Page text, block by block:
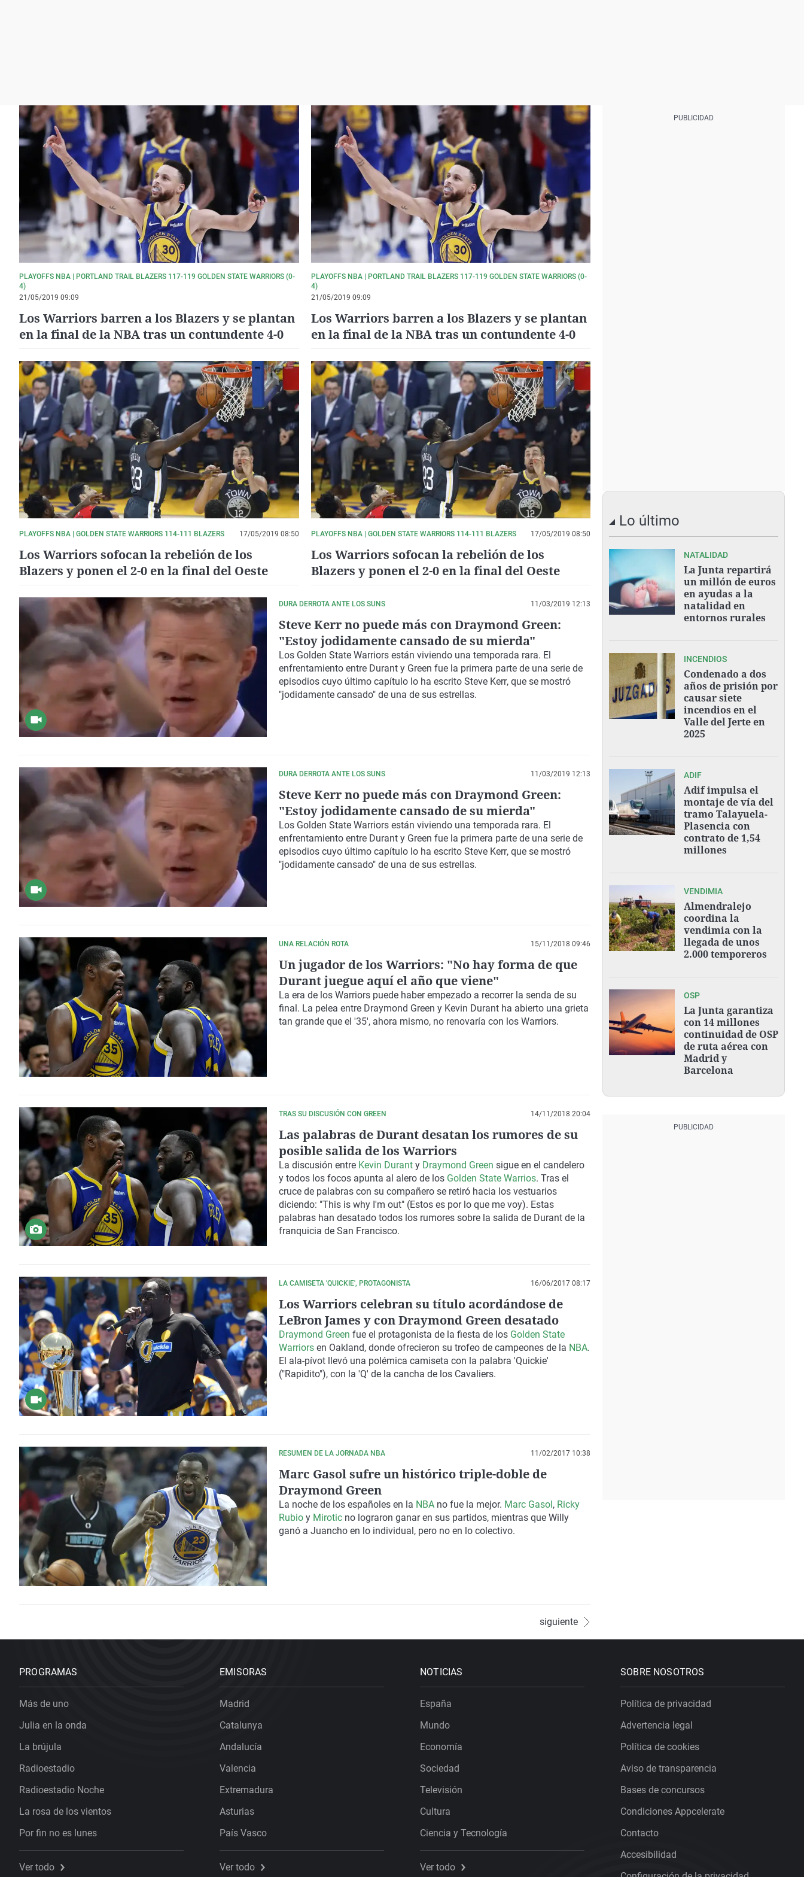
PLAYOFFS NBA | PORTLAND TRAIL BLAZERS 117-119 GOLDEN STATE WARRIORS (0-
4)
21/05/2019 09:09
Los Warriors barren a los Blazers y se plantan
en la final de la NBA tras un contundente 4-0
PLAYOFFS NBA | PORTLAND TRAIL BLAZERS 117-119 GOLDEN STATE WARRIORS (0-
4)
21/05/2019 09:09
Los Warriors barren a los Blazers y se plantan
en la final de la NBA tras un contundente 4-0
PLAYOFFS NBA | GOLDEN STATE WARRIORS 114-111 BLAZERS 17/05/2019 08:50
Los Warriors sofocan la rebelión de los
Blazers y ponen el 2-0 en la final del Oeste
PLAYOFFS NBA | GOLDEN STATE WARRIORS 114-111 BLAZERS 17/05/2019 08:50
Los Warriors sofocan la rebelión de los
Blazers y ponen el 2-0 en la final del Oeste
DURA DERROTA ANTE LOS SUNS 11/03/2019 12:13
Steve Kerr no puede más con Draymond Green:
"Estoy jodidamente cansado de su mierda"
Los Golden State Warriors están viviendo una temporada rara. El
enfrentamiento entre Durant y Green fue la primera parte de una serie de
episodios cuyo último capítulo lo ha escrito Steve Kerr, que se mostró
"jodidamente cansado" de una de sus estrellas.
DURA DERROTA ANTE LOS SUNS 11/03/2019 12:13
Steve Kerr no puede más con Draymond Green:
"Estoy jodidamente cansado de su mierda"
Los Golden State Warriors están viviendo una temporada rara. El
enfrentamiento entre Durant y Green fue la primera parte de una serie de
episodios cuyo último capítulo lo ha escrito Steve Kerr, que se mostró
"jodidamente cansado" de una de sus estrellas.
UNA RELACIÓN ROTA 15/11/2018 09:46
Un jugador de los Warriors: "No hay forma de que
Durant juegue aquí el año que viene"
La era de los Warriors puede haber empezado a recorrer la senda de su
final. La pelea entre Draymond Green y Kevin Durant ha abierto una grieta
tan grande que el '35', ahora mismo, no renovaría con los Warriors.
TRAS SU DISCUSIÓN CON GREEN 14/11/2018 20:04
Las palabras de Durant desatan los rumores de su
posible salida de los Warriors
La discusión entre Kevin Durant y Draymond Green sigue en el candelero
y todos los focos apunta al alero de los Golden State Warrios. Tras el
cruce de palabras con su compañero se retiró hacia los vestuarios
diciendo: "This is why I'm out" (Estos es por lo que me voy). Estas
palabras han desatado todos los rumores sobre la salida de Durant de la
franquicia de San Francisco.
LA CAMISETA 'QUICKIE', PROTAGONISTA 16/06/2017 08:17
Los Warriors celebran su título acordándose de
LeBron James y con Draymond Green desatado
Draymond Green fue el protagonista de la fiesta de los Golden State
Warriors en Oakland, donde ofrecieron su trofeo de campeones de la NBA.
El ala-pívot llevó una polémica camiseta con la palabra 'Quickie'
("Rapidito"), con la 'Q' de la cancha de los Cavaliers.
RESUMEN DE LA JORNADA NBA 11/02/2017 10:38
Marc Gasol sufre un histórico triple-doble de
Draymond Green
La noche de los españoles en la NBA no fue la mejor. Marc Gasol , Ricky
Rubio y Mirotic no lograron ganar en sus partidos, mientras que Willy
ganó a Juancho en lo individual, pero no en lo colectivo.
siguiente
Lo último
NATALIDAD
La Junta repartirá
un millón de euros
en ayudas a la
natalidad en
entornos rurales
INCENDIOS
Condenado a dos
años de prisión por
causar siete
incendios en el
Valle del Jerte en
2025
ADIF
Adif impulsa el
montaje de vía del
tramo Talayuela-
Plasencia con
contrato de 1,54
millones
VENDIMIA
Almendralejo
coordina la
vendimia con la
llegada de unos
2.000 temporeros
OSP
La Junta garantiza
con 14 millones
continuidad de OSP
de ruta aérea con
Madrid y
Barcelona
PROGRAMAS
Más de uno
Julia en la onda
La brújula
Radioestadio
Radioestadio Noche
La rosa de los vientos
Por fin no es lunes
Ver todo
EMISORAS
Madrid
Catalunya
Andalucía
Valencia
Extremadura
Asturias
País Vasco
Ver todo
NOTICIAS
España
Mundo
Economía
Sociedad
Televisión
Cultura
Ciencia y Tecnología
Ver todo
SOBRE NOSOTROS
Política de privacidad
Advertencia legal
Política de cookies
Aviso de transparencia
Bases de concursos
Condiciones Appcelerate
Contacto
Accesibilidad